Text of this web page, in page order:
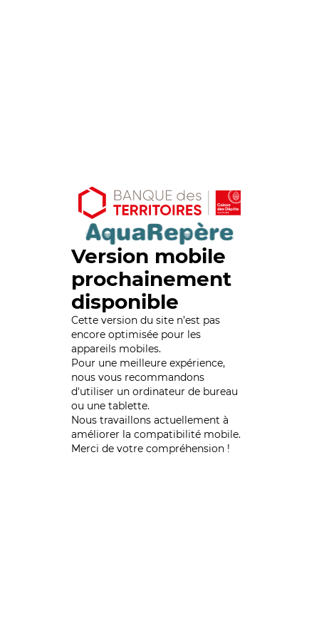
Version mobile
prochainement
disponible
Cette version du site n’est pas
encore optimisée pour les
appareils mobiles.
Pour une meilleure expérience,
nous vous recommandons
d'utiliser un ordinateur de bureau
ou une tablette.
Nous travaillons actuellement à
améliorer la compatibilité mobile.
Merci de votre compréhension !